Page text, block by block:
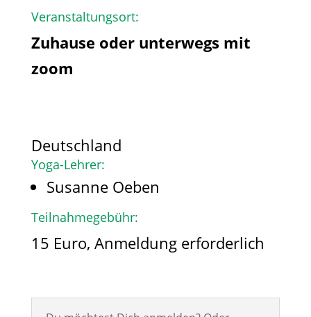
Veranstaltungsort:
Zuhause oder unterwegs mit
zoom
Deutschland
Yoga-Lehrer:
Susanne Oeben
Teilnahmegebühr:
15 Euro, Anmeldung erforderlich